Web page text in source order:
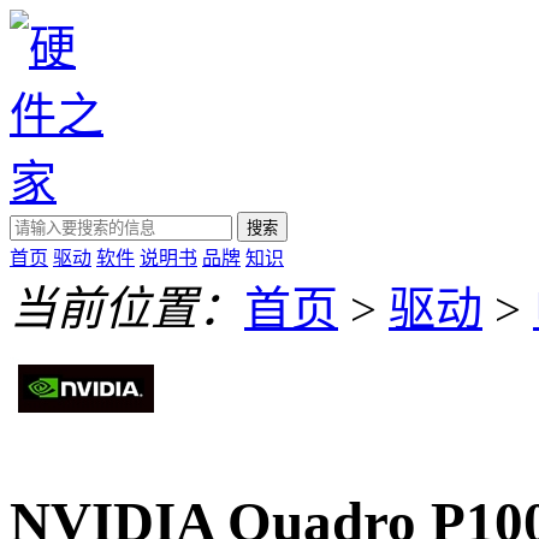
搜索
首页 驱动 软件 说明书 品牌 知识
当前位置： 首页 > 驱动 >
NVIDIA Quadro